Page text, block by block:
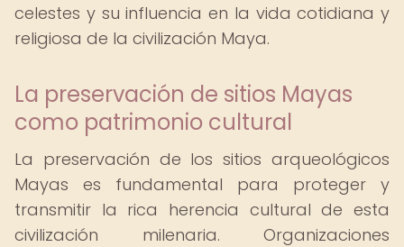
celestes y su influencia en la vida cotidiana y
religiosa de la civilización Maya.
La preservación de sitios Mayas
como patrimonio cultural
La preservación de los sitios arqueológicos
Mayas es fundamental para proteger y
transmitir la rica herencia cultural de esta
civilización milenaria. Organizaciones